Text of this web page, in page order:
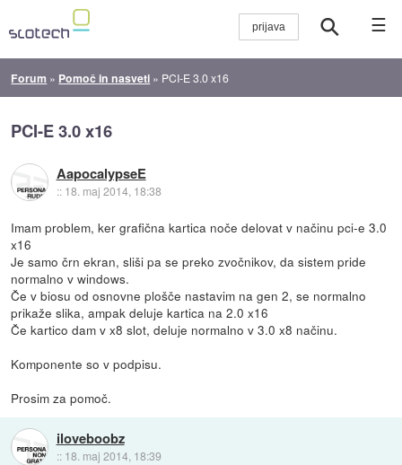
☰
Forum » Pomoč in nasveti » PCI-E 3.0 x16
PCI-E 3.0 x16
AapocalypseE
:: 18. maj 2014, 18:38
Imam problem, ker grafična kartica noče delovat v načinu pci-e 3.0
x16
Je samo črn ekran, sliši pa se preko zvočnikov, da sistem pride
normalno v windows.
Če v biosu od osnovne plošče nastavim na gen 2, se normalno
prikaže slika, ampak deluje kartica na 2.0 x16
Če kartico dam v x8 slot, deluje normalno v 3.0 x8 načinu.
Komponente so v podpisu.
Prosim za pomoč.
iloveboobz
:: 18. maj 2014, 18:39